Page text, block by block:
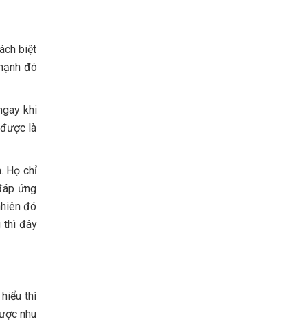
biệt
đó
khi
là
Họ chỉ
ứng
đó
thì đây
thì
nhu